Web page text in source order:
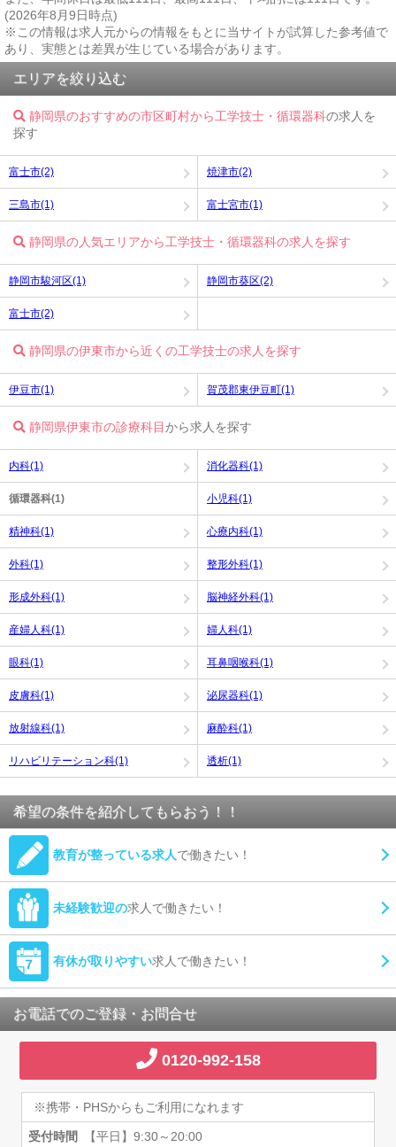
(2026年8月9日時点)
※この情報は求人元からの情報をもとに当サイトが試算した参考値で
あり、実態とは差異が生じている場合があります。
エリアを絞り込む
静岡県のおすすめの市区町村から工学技士・循環器科の求人を
探す
富士市(2) 焼津市(2)
三島市(1) 富士宮市(1)
静岡県の人気エリアから工学技士・循環器科の求人を探す
静岡市駿河区(1) 静岡市葵区(2)
富士市(2)
静岡県の伊東市から近くの工学技士の求人を探す
伊豆市(1) 賀茂郡東伊豆町(1)
静岡県伊東市の診療科目から求人を探す
内科(1) 消化器科(1)
循環器科(1) 小児科(1)
精神科(1) 心療内科(1)
外科(1) 整形外科(1)
形成外科(1) 脳神経外科(1)
産婦人科(1) 婦人科(1)
眼科(1) 耳鼻咽喉科(1)
皮膚科(1) 泌尿器科(1)
放射線科(1) 麻酔科(1)
リハビリテーション科(1) 透析(1)
希望の条件を紹介してもらおう！！
教育が整っている求人で働きたい！
未経験歓迎の求人で働きたい！
有休が取りやすい求人で働きたい！
お電話でのご登録・お問合せ
0120-992-158
※携帯・PHSからもご利用になれます
受付時間 【平日】9:30～20:00